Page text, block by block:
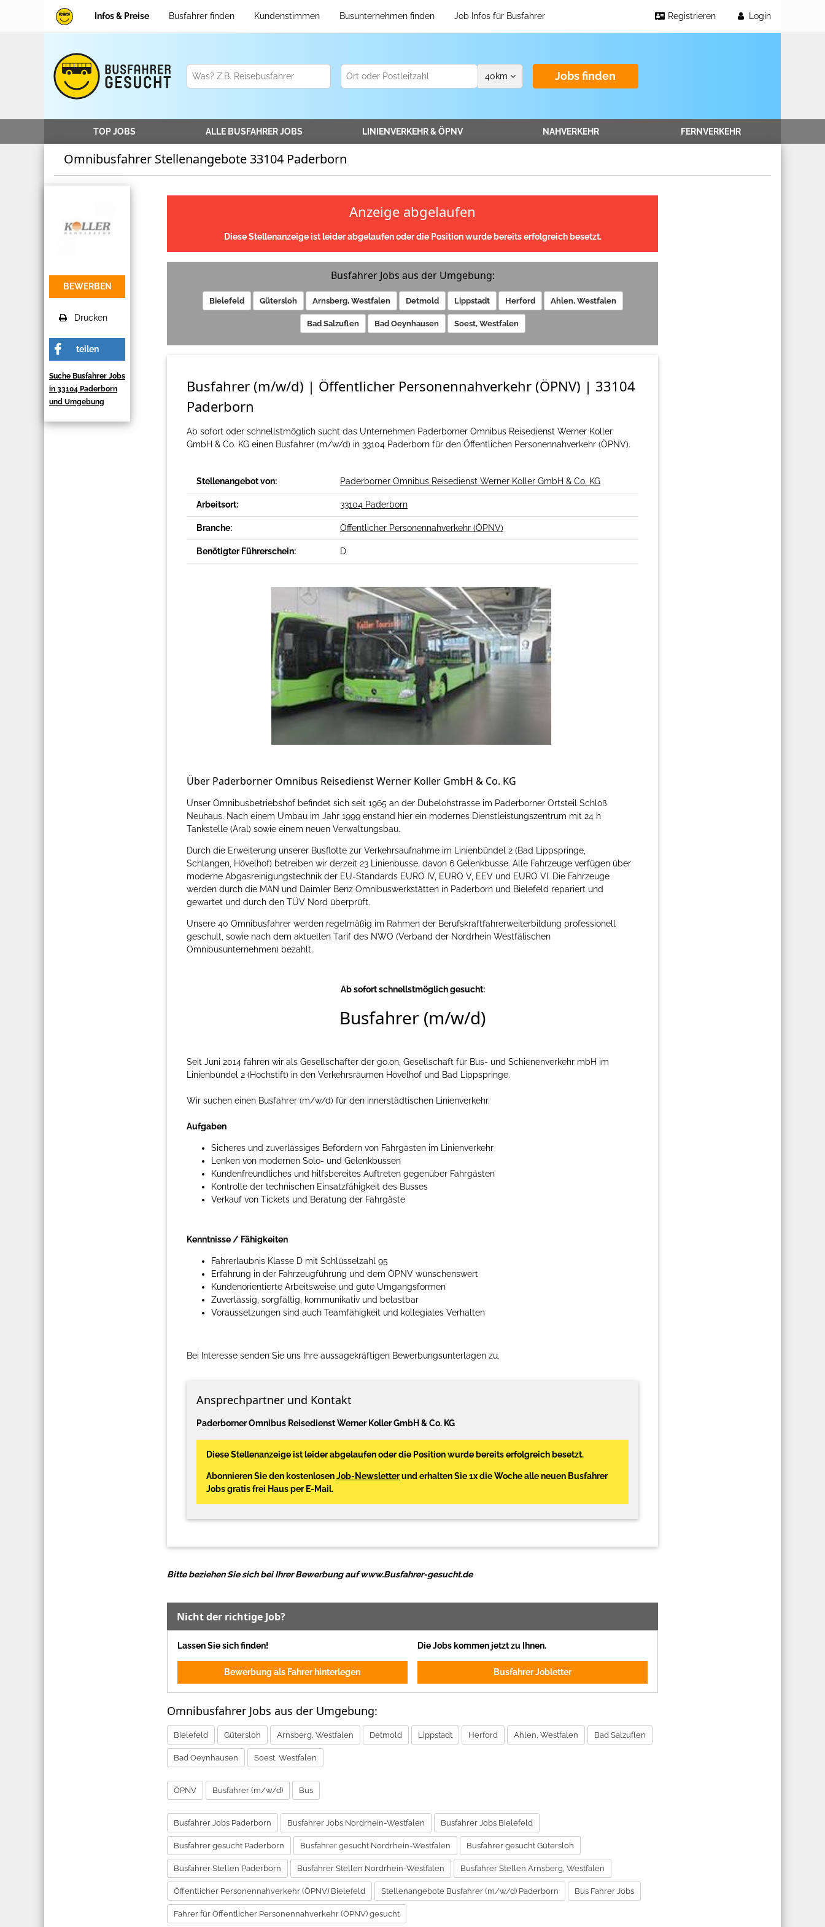
Infos & Preise Busfahrer finden Kundenstimmen Busunternehmen finden Job Infos für Busfahrer Login
Registrieren
40km Jobs finden
TOP JOBS ALLE BUSFAHRERJOBS LINIENVERKEHR& ÖPNV NAHVERKEHR FERNVERKEHR
Omnibusfahrer Stellenangebote 33104 Paderborn
BEWERBEN
Drucken
teilen
Suche Busfahrer Jobs
in 33104 Paderborn
und Umgebung
Anzeige abgelaufen
Diese Stellenanzeige ist leider abgelaufen oder die Position wurde bereits erfolgreich besetzt.
Busfahrer Jobs aus der Umgebung:
Bielefeld Gütersloh Arnsberg, Westfalen Detmold Lippstadt Herford Ahlen, Westfalen
Bad Salzuflen Bad Oeynhausen Soest, Westfalen
Busfahrer (m/w/d) | Öffentlicher Personennahverkehr (ÖPNV) | 33104
Paderborn
Ab sofort oder schnellstmöglich sucht das Unternehmen Paderborner Omnibus Reisedienst Werner Koller
GmbH & Co. KG einen Busfahrer (m/w/d) in 33104 Paderborn für den Öffentlichen Personennahverkehr (ÖPNV).
Stellenangebot von: Paderborner Omnibus Reisedienst Werner Koller GmbH & Co. KG
Arbeitsort: 33104 Paderborn
Branche: Öffentlicher Personennahverkehr (ÖPNV)
Benötigter Führerschein: D
Über Paderborner Omnibus Reisedienst Werner Koller GmbH & Co. KG
Unser Omnibusbetriebshof befindet sich seit 1965 an der Dubelohstrasse im Paderborner Ortsteil Schloß
Neuhaus. Nach einem Umbau im Jahr 1999 enstand hier ein modernes Dienstleistungszentrum mit 24 h
Tankstelle (Aral) sowie einem neuen Verwaltungsbau.
Durch die Erweiterung unserer Busflotte zur Verkehrsaufnahme im Linienbündel 2 (Bad Lippspringe,
Schlangen, Hövelhof) betreiben wir derzeit 23 Linienbusse, davon 6 Gelenkbusse. Alle Fahrzeuge verfügen über
moderne Abgasreinigungstechnik der EU-Standards EURO IV, EURO V, EEV und EURO VI. Die Fahrzeuge
werden durch die MAN und Daimler Benz Omnibuswerkstätten in Paderborn und Bielefeld repariert und
gewartet und durch den TÜV Nord überprüft.
Unsere 40 Omnibusfahrer werden regelmäßig im Rahmen der Berufskraftfahrerweiterbildung professionell
geschult, sowie nach dem aktuellen Tarif des NWO (Verband der Nordrhein Westfälischen
Omnibusunternehmen) bezahlt.
Ab sofort schnellstmöglich gesucht:
Busfahrer (m/w/d)
Seit Juni 2014 fahren wir als Gesellschafter der go.on, Gesellschaft für Bus- und Schienenverkehr mbH im
Linienbündel 2 (Hochstift) in den Verkehrsräumen Hövelhof und Bad Lippspringe.
Wir suchen einen Busfahrer (m/w/d) für den innerstädtischen Linienverkehr.
Aufgaben
Sicheres und zuverlässiges Befördern von Fahrgästen im Linienverkehr
Lenken von modernen Solo- und Gelenkbussen
Kundenfreundliches und hilfsbereites Auftreten gegenüber Fahrgästen
Kontrolle der technischen Einsatzfähigkeit des Busses
Verkauf von Tickets und Beratung der Fahrgäste
Kenntnisse / Fähigkeiten
Fahrerlaubnis Klasse D mit Schlüsselzahl 95
Erfahrung in der Fahrzeugführung und dem ÖPNV wünschenswert
Kundenorientierte Arbeitsweise und gute Umgangsformen
Zuverlässig, sorgfältig, kommunikativ und belastbar
Voraussetzungen sind auch Teamfähigkeit und kollegiales Verhalten
Bei Interesse senden Sie uns Ihre aussagekräftigen Bewerbungsunterlagen zu.
Ansprechpartner und Kontakt
Paderborner Omnibus Reisedienst Werner Koller GmbH & Co. KG
Diese Stellenanzeige ist leider abgelaufen oder die Position wurde bereits erfolgreich besetzt.
Abonnieren Sie den kostenlosenJob-Newsletterund erhalten Sie 1x die Woche alle neuen Busfahrer
Jobs gratis frei Haus per E-Mail.
Bitte beziehen Sie sich bei Ihrer Bewerbung auf www.Busfahrer-gesucht.de
Nicht der richtige Job?
Lassen Sie sich finden!
Bewerbung als Fahrer hinterlegen
Die Jobs kommen jetzt zu Ihnen.
Busfahrer Jobletter
Omnibusfahrer Jobs aus der Umgebung:
Bielefeld Gütersloh Arnsberg, Westfalen Detmold Lippstadt Herford Ahlen, Westfalen Bad Salzuflen
Bad Oeynhausen Soest, Westfalen
ÖPNV Busfahrer (m/w/d) Bus
Busfahrer Jobs Paderborn Busfahrer Jobs Nordrhein-Westfalen Busfahrer Jobs Bielefeld
Busfahrer gesucht Paderborn Busfahrer gesucht Nordrhein-Westfalen Busfahrer gesucht Gütersloh
Busfahrer Stellen Paderborn Busfahrer Stellen Nordrhein-Westfalen Busfahrer Stellen Arnsberg, Westfalen
Öffentlicher Personennahverkehr (ÖPNV) Bielefeld Stellenangebote Busfahrer (m/w/d) Paderborn Bus Fahrer Jobs
Fahrer für Öffentlicher Personennahverkehr (ÖPNV) gesucht